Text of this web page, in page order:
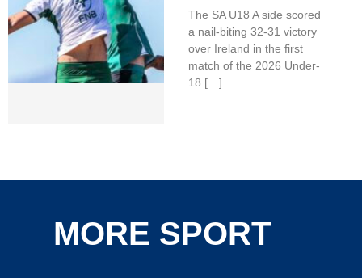
The SA U18 A side scored
a nail-biting 32-31 victory
over Ireland in the first
match of the 2026 Under-
18 […]
MORE SPORT